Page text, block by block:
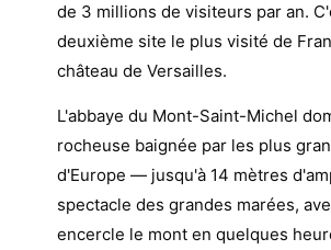
de 3 millions de visiteurs par an.
deuxième site le plus visité de
château de Versailles.
L'abbaye du Mont-Saint-Michel
rocheuse baignée par les plus
d'Europe — jusqu'à 14 mètres
spectacle des grandes marées,
encercle le mont en quelques